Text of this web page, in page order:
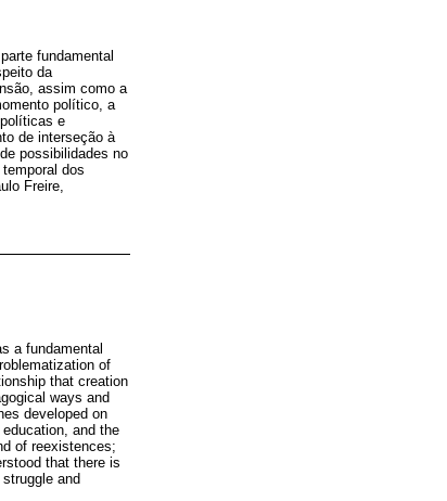
fundamental
da
assim como a
político, a
e
de interseção à
possibilidades no
dos
Freire,
a fundamental
of
that creation
ways and
developed on
and the
of reexistences;
that there is
and